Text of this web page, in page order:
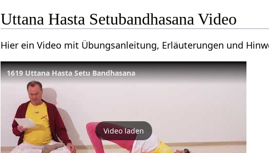
Uttana Hasta Setubandhasana Video
Hier ein Video mit Übungsanleitung, Erläuterungen und
1619 Uttana Hasta Setu Bandhasana
Video laden